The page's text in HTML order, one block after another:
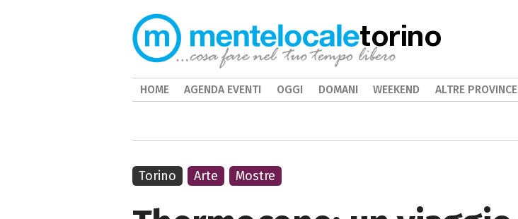
Torino Arte Mostre
torino
HOME AGENDA EVENTI OGGI DOMANI WEEKEND ALTRE PROVINCE